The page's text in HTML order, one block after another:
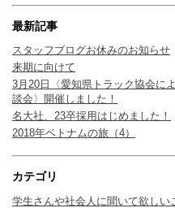
最新記事
スタッフブログお休みのお知らせ
来期に向けて
3月20日〈愛知県トラック協会に
談会〉開催しました！
名大社、23卒採用はじめました！
2018年ベトナムの旅（4）
カテゴリ
学生さんや社会人に聞いて欲しい